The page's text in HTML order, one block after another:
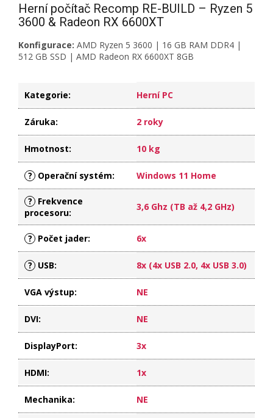
Herní počítač Recomp RE-BUILD – Ryzen 5
3600 & Radeon RX 6600XT
Konfigurace: AMD Ryzen 5 3600 | 16 GB RAM DDR4 |
512 GB SSD | AMD Radeon RX 6600XT 8GB
Kategorie: Herní PC
Záruka: 2 roky
Hmotnost: 10 kg
? Operační systém: Windows 11 Home
? Frekvence
procesoru: 3,6 Ghz (TB až 4,2 GHz)
? Počet jader: 6x
? USB: 8x (4x USB 2.0, 4x USB 3.0)
VGA výstup: NE
DVI: NE
DisplayPort: 3x
HDMI: 1x
Mechanika: NE